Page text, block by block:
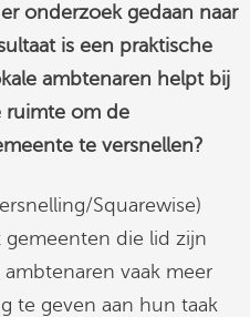
onderzoek gedaan naar
is een praktische
ambtenaren helpt bij
ruimte om de
te versnellen?
Squarewise)
die lid zijn
vaak meer
te geven aan hun taak